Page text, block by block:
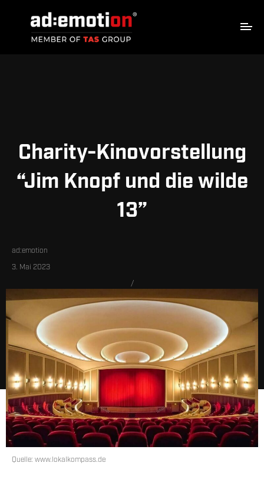
Charity-Kinovorstellung
“Jim Knopf und die wilde
13”
ad:emotion
3. Mai 2023
/
skate-aid
Quelle: www.lokalkompass.de